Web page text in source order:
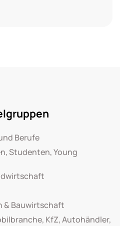
Berufe
Studenten, Young
& Bauwirtschaft
KfZ, Autohändler,